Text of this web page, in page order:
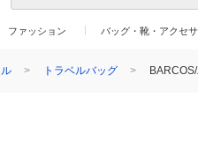
ファッション バッグ・靴・アクセ
トラベルバッグ